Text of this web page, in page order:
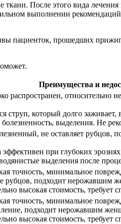
После этого вида лечения
выполнении
пациенток, прошедших
Преимущества и
распространен, относительно
струп, который долго
болезненность, выделения. Не
не оставляет
эффективен при глубоких
выделения после
точность, минимальное
рубцов, подходит нерожавшим
высокая стоимость, требует
точность, минимальное
подходит нерожавшим
высокая стоимость, требует